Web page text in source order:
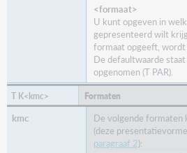
<formaat>
U kunt opgeven in
gepresenteerd wilt
formaat opgeeft,
De defaultwaarde staat
opgenomen (T PAR).
Formaten
De volgende formaten
(deze
paragraaf 2):